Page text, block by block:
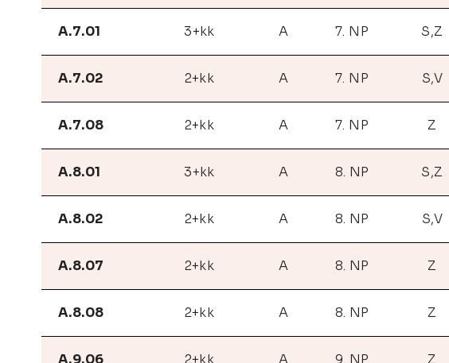
A.7.01 3+kk A 7. NP S,Z
A.7.02 2+kk A 7. NP S,V
A.7.08 2+kk A 7. NP Z
A.8.01 3+kk A 8. NP S,Z
A.8.02 2+kk A 8. NP S,V
A.8.07 2+kk A 8. NP Z
A.8.08 2+kk A 8. NP Z
A.9.06 2+kk A 9. NP Z